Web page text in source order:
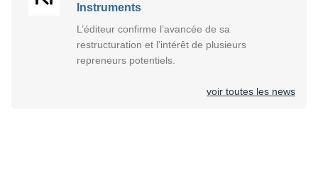
Instruments
L’éditeur confirme l’avancée de sa
restructuration et l’intérêt de plusieurs
repreneurs potentiels.
voir toutes les news